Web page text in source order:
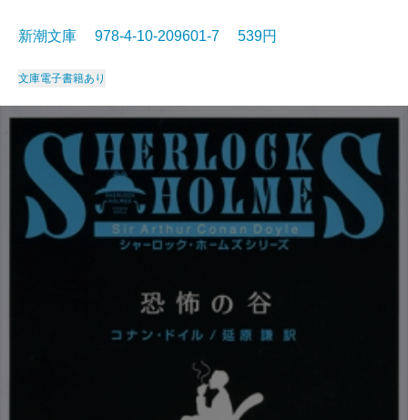
新潮文庫 978-4-10-209601-7 539円
文庫電子書籍あり